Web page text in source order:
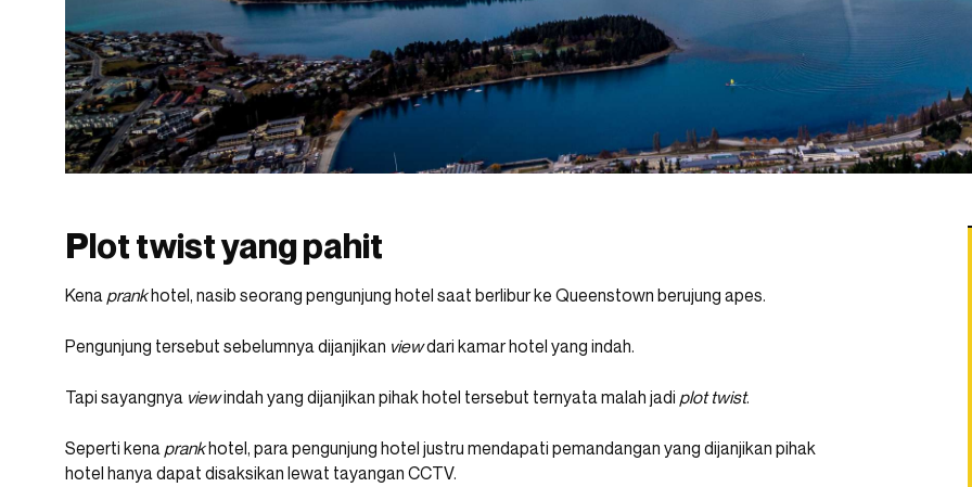
Plot twist yang pahit
Kena prankhotel, nasib seorang pengunjung hotel saat berlibur ke Queenstown berujung apes.
Pengunjung tersebut sebelumnya dijanjikan viewdari kamar hotel yang indah.
Tapi sayangnya viewindah yang dijanjikan pihak hotel tersebut ternyata malah jadi plot twist.
Seperti kena prankhotel, para pengunjung hotel justru mendapati pemandangan yang dijanjikan pihak
hotel hanya dapat disaksikan lewat tayangan CCTV.